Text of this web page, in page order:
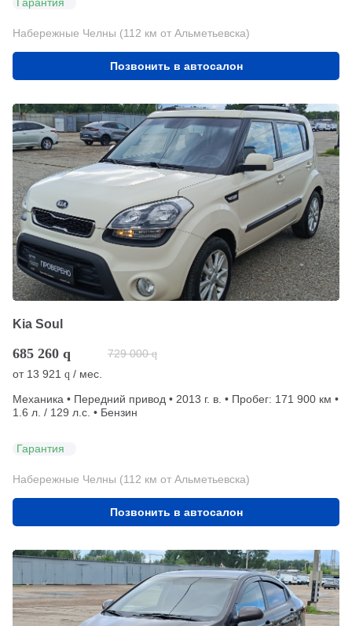
Набережные Челны (112 км от Альметьевска)
Позвонить в автосалон
Kia Soul
685 260 q 729 000 q
от 13 921 q / мес.
Механика • Передний привод • 2013 г. в. • Пробег: 171 900 км •
1.6 л. / 129 л.с. • Бензин
Гарантия
Набережные Челны (112 км от Альметьевска)
Позвонить в автосалон